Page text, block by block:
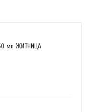
мл ЖИТНИЦА